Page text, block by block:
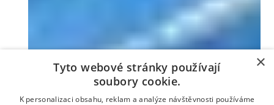
×
Tyto webové stránky používají
soubory cookie.
K personalizaci obsahu, reklam a analýze návštěvnosti používáme